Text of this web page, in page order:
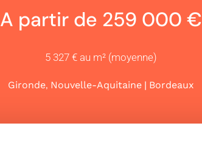
A partir de 259 000 €
5 327 € au m² (moyenne)
Gironde, Nouvelle-Aquitaine | Bordeaux